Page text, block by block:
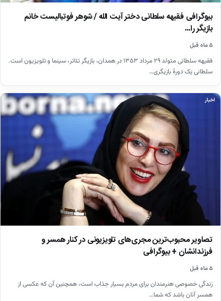
بیوگرافی فقیهه سلطانی دختر آیت الله / شوهر فوتبالیست خانم
بازیگر را…
۵ ماه قبل
فقیهه سلطانی متولد ۲۹ مرداد ۱۳۵۳ در همدان، بازیگر تئاتر، سینما و تلویزیون است.
سلطانی یک دورهٔ بازیگری…
اخبار
تصاویر محبوب‌ترین مجری‌های تلویزیونی در کنار همسر و
فرزندانشان + بیوگرافی
۵ ماه قبل
زندگی خصوصی هنرمندان برای مردم بسیار جذاب است، همچنین آن که عکسی از
همسر آنان باشد که شما…